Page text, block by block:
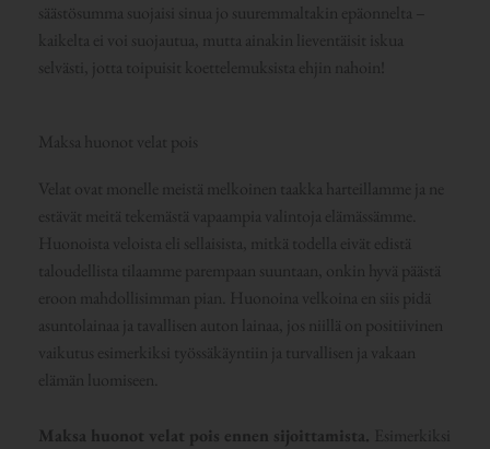
säästösumma suojaisi sinua jo suuremmaltakin epäonnelta –
kaikelta ei voi suojautua, mutta ainakin lieventäisit iskua
selvästi, jotta toipuisit koettelemuksista ehjin nahoin!
Maksa huonot velat pois
Velat ovat monelle meistä melkoinen taakka harteillamme ja ne
estävät meitä tekemästä vapaampia valintoja elämässämme.
Huonoista veloista eli sellaisista, mitkä todella eivät edistä
taloudellista tilaamme parempaan suuntaan, onkin hyvä päästä
eroon mahdollisimman pian. Huonoina velkoina en siis pidä
asuntolainaa ja tavallisen auton lainaa, jos niillä on positiivinen
vaikutus esimerkiksi työssäkäyntiin ja turvallisen ja vakaan
elämän luomiseen.
Maksa huonot velat pois ennen sijoittamista. Esimerkiksi